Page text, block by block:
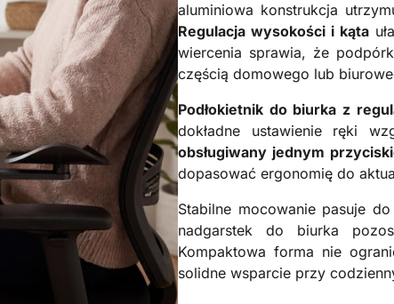
aluminiowa konstrukcja
Regulacja wysokości i kąta
wiercenia sprawia, że
częścią domowego lub
Podłokietnik do biurka z
dokładne ustawienie ręki
obsługiwany jednym
dopasować ergonomię do
Stabilne mocowanie pasuje
nadgarstek do biurka
Kompaktowa forma nie
solidne wsparcie przy